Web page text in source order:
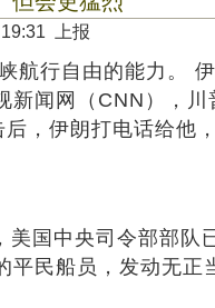
上报
行自由的能力。
闻网（CNN），
，伊朗打电话给他
国中央司令部部队
民船员，发动无